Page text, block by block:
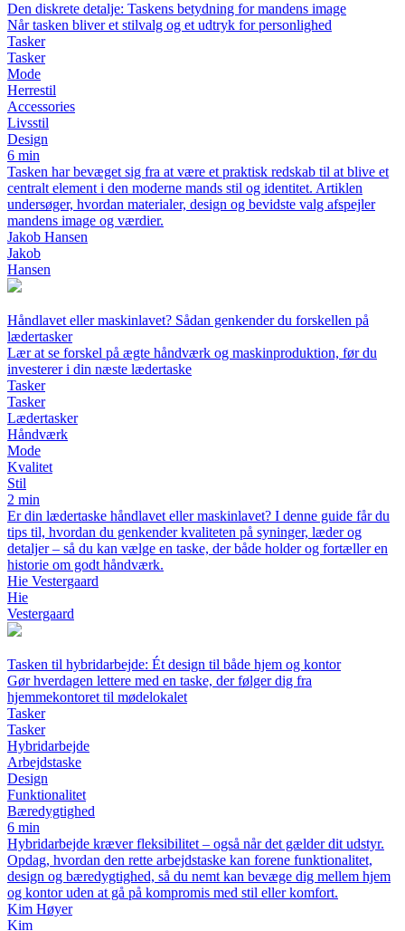
Den diskrete detalje: Taskens betydning for mandens image
Når tasken bliver et stilvalg og et udtryk for personlighed
Tasker
Tasker
Mode
Herrestil
Accessories
Livsstil
Design
6 min
Tasken har bevæget sig fra at være et praktisk redskab til at blive et
centralt element i den moderne mands stil og identitet. Artiklen
undersøger, hvordan materialer, design og bevidste valg afspejler
mandens image og værdier.
Jakob Hansen
Jakob
Hansen
Håndlavet eller maskinlavet? Sådan genkender du forskellen på
lædertasker
Lær at se forskel på ægte håndværk og maskinproduktion, før du
investerer i din næste lædertaske
Tasker
Tasker
Lædertasker
Håndværk
Mode
Kvalitet
Stil
2 min
Er din lædertaske håndlavet eller maskinlavet? I denne guide får du
tips til, hvordan du genkender kvaliteten på syninger, læder og
detaljer – så du kan vælge en taske, der både holder og fortæller en
historie om godt håndværk.
Hie Vestergaard
Hie
Vestergaard
Tasken til hybridarbejde: Ét design til både hjem og kontor
Gør hverdagen lettere med en taske, der følger dig fra
hjemmekontoret til mødelokalet
Tasker
Tasker
Hybridarbejde
Arbejdstaske
Design
Funktionalitet
Bæredygtighed
6 min
Hybridarbejde kræver fleksibilitet – også når det gælder dit udstyr.
Opdag, hvordan den rette arbejdstaske kan forene funktionalitet,
design og bæredygtighed, så du nemt kan bevæge dig mellem hjem
og kontor uden at gå på kompromis med stil eller komfort.
Kim Høyer
Kim